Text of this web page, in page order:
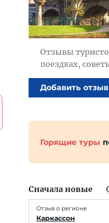
Отзывы
поездках,
Добавить отзыв
Горящие туры
Сначала новые
Отзыв о регионе
Каркассон